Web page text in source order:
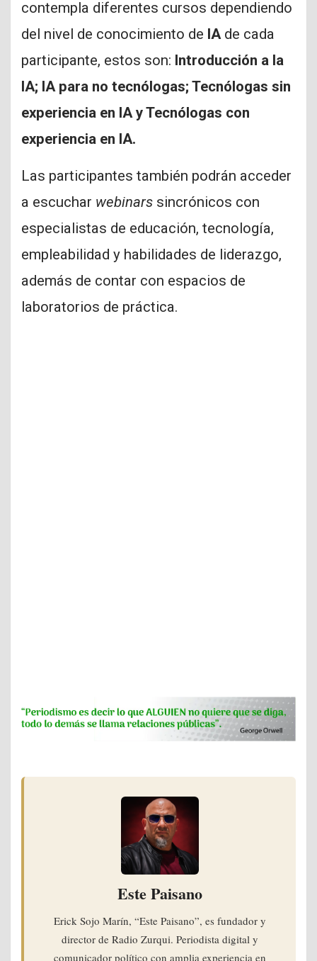
contempla diferentes cursos dependiendo
del nivel de conocimiento de IAde cada
participante, estos son: Introducción a la
IA; IA para no tecnólogas; Tecnólogas sin
experiencia en IA y Tecnólogas con
experiencia en IA.
Las participantes también podrán acceder
a escuchar webinars sincrónicos con
especialistas de educación, tecnología,
empleabilidad y habilidades de liderazgo,
además de contar con espacios de
laboratorios de práctica.
Este Paisano
Erick Sojo Marín, “Este Paisano”, es fundador y
director de Radio Zurqui. Periodista digital y
comunicador político con amplia experiencia en